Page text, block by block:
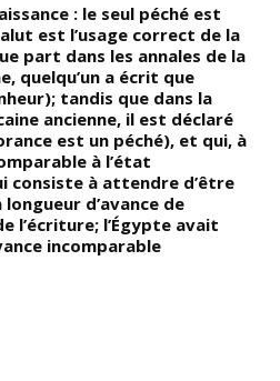
: le seul péché est
est l’usage correct de la
part dans les annales de la
quelqu’un a écrit que
tandis que dans la
ancienne, il est déclaré
est un péché), et qui, à
à l’état
consiste à attendre d’être
d’avance de
l’écriture; l’Égypte avait
incomparable